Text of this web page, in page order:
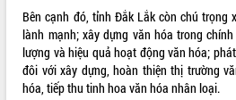
VIDEO
Không có file video nào để phát.
Bên cạnh đó, tỉnh Đắk Lắk còn chú trọng
lành mạnh; xây dựng văn hóa trong
lượng và hiệu quả hoạt động văn hóa;
đôi với xây dựng, hoàn thiện thị trường
hóa, tiếp thu tinh hoa văn hóa nhân loại.